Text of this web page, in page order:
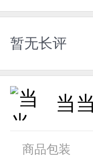
暂无长评
当
商品包装